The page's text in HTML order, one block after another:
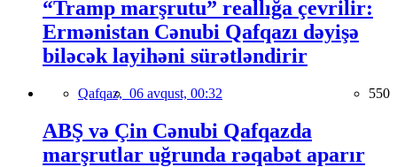
“Tramp marşrutu” reallığa çevrilir:
Ermənistan Cənubi Qafqazı dəyişə
biləcək layihəni sürətləndirir
Qafqaz, 06 avqust, 00:32 550
ABŞ və Çin Cənubi Qafqazda
marşrutlar uğrunda rəqabət aparır